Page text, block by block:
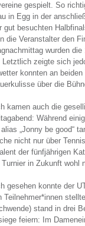
gespielt. So
in Egg in der
gut besuchten
die Veranstalter den
wurden
Letztlich zeigte sich
konnten an
über die
kamen auch die
Während
alias „Jonny be good“
nicht nur über
der fünfjährigen
in Zukunft wohl
gesehen konnte der
Teilnehmer*innen
stand in drei
feiern: Im